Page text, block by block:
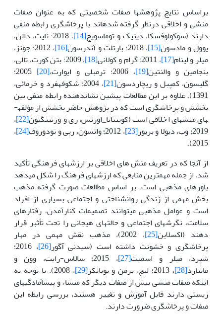
براساس نتایج پژوهش­ها صفات شخصیتی که به عنوان صفات
منشی و اخلاقی درنظر گرفته شده­اند با پرخاشگری رابطه منفی
دارند (سوکولوفسکا، دینیک و توماسویچ[14]
، 2018؛ نایت، دالن،
یوول و مادسون[15] ، 2018؛ بارتلت و آندرسون [16]
، 2012؛ جونز،
میلر و لینام[17] ، 2011؛ گرام و کولانی [18]
، 2009؛ بتن کورت، تالی،
بنجامین و والنتین[19] ، 2006؛ ترمبلی و ایوارت، [20]
2005؛
گلیسون، کمپبل و ریچاردسون[21]
، 2004؛ شکوفه­فرد و خرمائی،
1391). علاوه بر این مطالعات پیشین نشان­دهنده رابطه منفی بین
بخشش و پرخاشگری است که در پژوهش حاضر بخشش از مؤلفه­
های منش­های اخلاقی است (کوینتانا­_اورتس، ری و ورتینگتون[22]
،
2019؛ وب، دیولا و بریور
[23] ، 2012؛ واتسون، رپی و تودوروف [24]
،
2015).
از آنجا که در تعریف منش های اخلاقی بر ارزش­های فرهنگی تأکید
شد، از جمله مهم­ترین منابعی که ارزش­های فرهنگ را شکل می­دهد
باورهای مذهبی است. بر اساس مطالعات صورت گرفته مذهب
بخش مهمی از زندگی روان­شناختی و اجتماعی بسیاری از افراد
است و عوامل مذهبی می­توانند تصمیمات کنارآمدن، رفتارهای
سلامت، نگرش­های اجتماعی و حالت­های هیجانی را تحت تأثبر قرار
دهند (اکسلاین[25]
، 2002)، مذهب نقش مهمی در مهار
پرخاشگری و خشونت داشته است (سیدنی آگور[26]
، 2016؛
شپرد، میلر و اسمیت[27]
، 2015؛ سالاس-رایت، وون و
ماینارد[28] ، 2013؛ لیچ، برمن و یوبانکز [29]
، 2008). با توجه به
اینکه صفات منشی بیش از صفات دیگر که منشاء و پیش­آمادگی­های
زیستی دارند قابل آموزش و تغییر هستند، بررسی رابطه این
صفات و پرخاشگری ضرورت دارند.